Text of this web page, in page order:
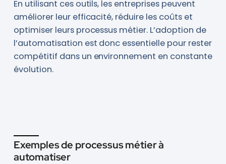
En utilisant ces outils, les entreprises peuvent
améliorer leur efficacité, réduire les coûts et
optimiser leurs processus métier. L’adoption de
l’automatisation est donc essentielle pour rester
compétitif dans un environnement en constante
évolution.
Exemples de processus métier à
automatiser